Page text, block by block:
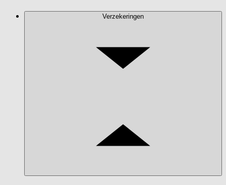
Verzekeringen